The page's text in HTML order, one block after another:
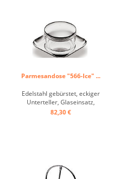
Parmesandose "566-Ice" ...
Edelstahl gebürstet, eckiger
Unterteller, Glaseinsatz,
Deckel, gewölbt ...
82,30 €